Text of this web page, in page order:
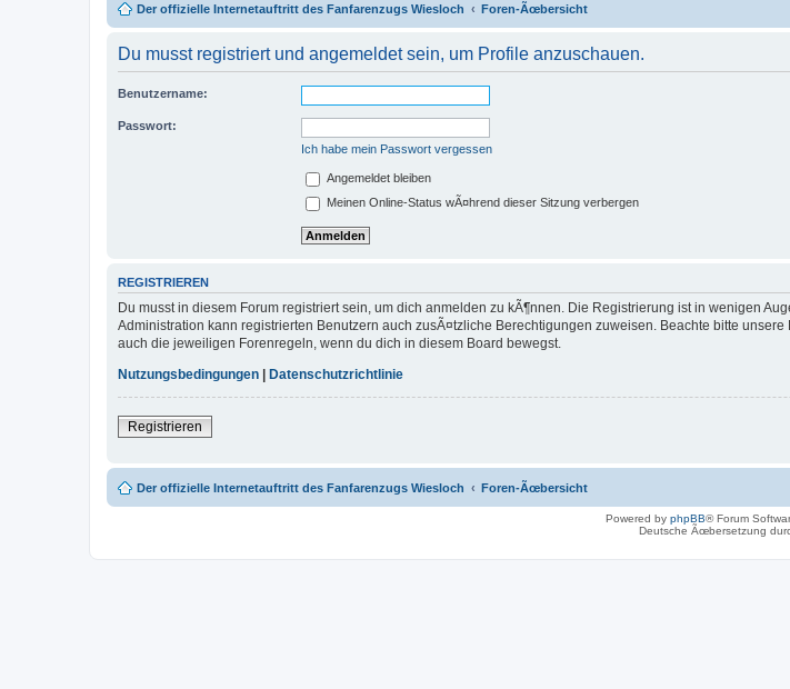
Der offizielle Internetauftritt des Fanfarenzugs Wiesloch Foren-Ãœbersicht
Du musst registriert und angemeldet sein, um Profile anzuschauen.
Benutzername:
Passwort:
Ich habe mein Passwort vergessen
Angemeldet bleiben
Meinen Online-Status wÃ¤hrend dieser Sitzung verbergen
REGISTRIEREN
Du musst in diesem Forum registriert sein, um dich anmelden zu kÃ¶nnen. Die Registrierung ist in wenigen
Administration kann registrierten Benutzern auch zusÃ¤tzliche Berechtigungen zuweisen. Beachte bitte
auch die jeweiligen Forenregeln, wenn du dich in diesem Board bewegst.
Nutzungsbedingungen
Datenschutzrichtlinie
Registrieren
Der offizielle Internetauftritt des Fanfarenzugs Wiesloch Foren-Ãœbersicht
Powered by phpBB® Forum
Deutsche Ãœbersetzung